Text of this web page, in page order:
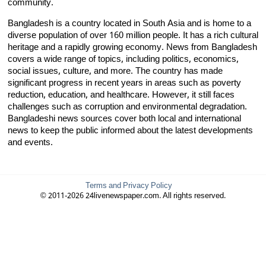
community.
Bangladesh is a country located in South Asia and is home to a
diverse population of over 160 million people. It has a rich cultural
heritage and a rapidly growing economy. News from Bangladesh
covers a wide range of topics, including politics, economics,
social issues, culture, and more. The country has made
significant progress in recent years in areas such as poverty
reduction, education, and healthcare. However, it still faces
challenges such as corruption and environmental degradation.
Bangladeshi news sources cover both local and international
news to keep the public informed about the latest developments
and events.
Terms and Privacy Policy
© 2011-2026 24livenewspaper.com. All rights reserved.